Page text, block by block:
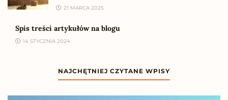
21 MARCA 2025
Spis treści artykułów na blogu
14 STYCZNIA 2024
NAJCHĘTNIEJ CZYTANE WPISY